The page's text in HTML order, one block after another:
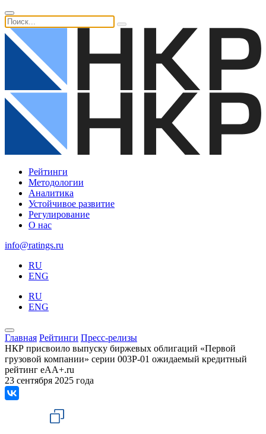
Рейтинги
Методологии
Аналитика
Устойчивое развитие
Регулирование
О нас
info@ratings.ru
RU
ENG
RU
ENG
Главная Рейтинги Пресс-релизы
НКР присвоило выпуску биржевых облигаций «Первой
грузовой компании» серии 003P-01 ожидаемый кредитный
рейтинг eAA+.ru
23 сентября 2025 года